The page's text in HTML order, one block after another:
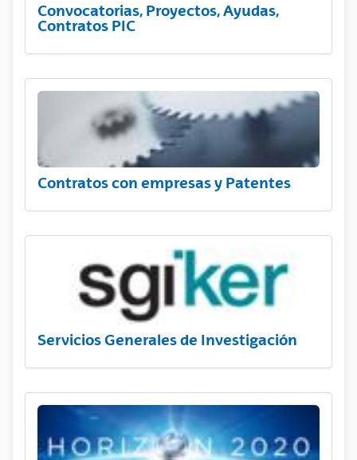
Convocatorias, Proyectos, Ayudas,
Contratos PIC
Contratos con empresas y Patentes
Servicios Generales de Investigación